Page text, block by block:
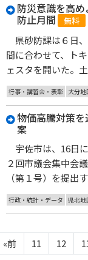
防災意識を高
防止月間 無料
県砂防課は６日
間に合わせて、ト
ェスタを開いた。土
行事・講習会・表彰 大分地
物価高騰対策
案
宇佐市は、16日
２回市議会集中会
（第１号）を提出
行政・統計・データ 県北地
«前 11 12